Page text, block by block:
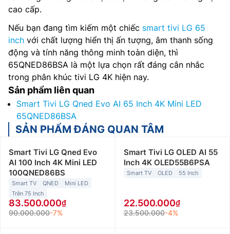
cao cấp.
Nếu bạn đang tìm kiếm một chiếc smart tivi LG 65
inch với chất lượng hiển thị ấn tượng, âm thanh sống
động và tính năng thông minh toàn diện, thì
65QNED86BSA là một lựa chọn rất đáng cân nhắc
trong phân khúc tivi LG 4K hiện nay.
Sản phẩm liên quan
Smart Tivi LG Qned Evo AI 65 Inch 4K Mini LED
65QNED86BSA
SẢN PHẨM ĐÁNG QUAN TÂM
Smart Tivi LG Qned Evo
AI 100 Inch 4K Mini LED
100QNED86BS
Smart TV QNED
Mini LED
Trên 75 Inch
83.500.000
90.000.000-7%
Smart Tivi LG OLED AI 55
Inch 4K OLED55B6PSA
Smart TV OLED 55 Inch
22.500.000
23.500.000-4%